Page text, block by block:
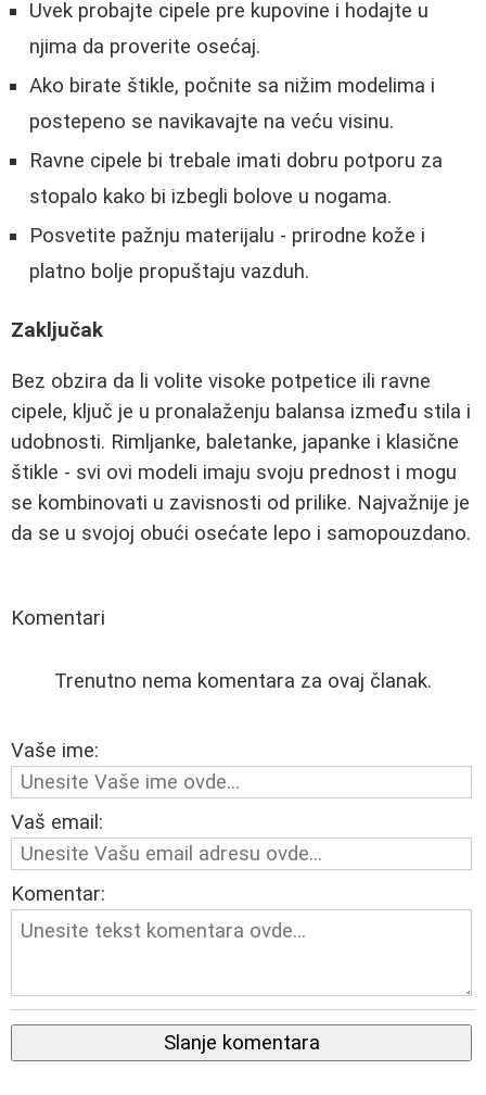
Uvek probajte cipele pre kupovine i hodajte u
njima da proverite osećaj.
Ako birate štikle, počnite sa nižim modelima i
postepeno se navikavajte na veću visinu.
Ravne cipele bi trebale imati dobru potporu za
stopalo kako bi izbegli bolove u nogama.
Posvetite pažnju materijalu - prirodne kože i
platno bolje propuštaju vazduh.
Zaključak
Bez obzira da li volite visoke potpetice ili ravne
cipele, ključ je u pronalaženju balansa između stila i
udobnosti. Rimljanke, baletanke, japanke i klasične
štikle - svi ovi modeli imaju svoju prednost i mogu
se kombinovati u zavisnosti od prilike. Najvažnije je
da se u svojoj obući osećate lepo i samopouzdano.
Komentari
Trenutno nema komentara za ovaj članak.
Vaše ime:
Vaš email:
Komentar:
Slanje komentara